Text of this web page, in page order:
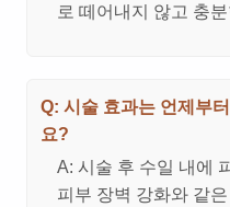
로 떼어내지 않고 충
Q: 시술 효과는 언제부
요?
A: 시술 후 수일 내에
피부 장벽 강화와 같